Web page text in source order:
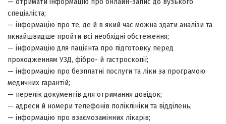
— отримати інформацію про онлайн-запис до вузького
спеціаліста;
— інформацію про те, де й в який час можна здати аналізи та
якнайшвидше пройти всі необхідні обстеження;
— інформацію для пацієнта про підготовку перед
проходженням УЗД, фібро- й гастроскопії;
— інформацію про безплатні послуги та ліки за програмою
медичних гарантій;
— перелік документів для отримання довідок;
— адреси й номери телефонів поліклініки та відділень;
— інформацію про взаємозамінних лікарів;